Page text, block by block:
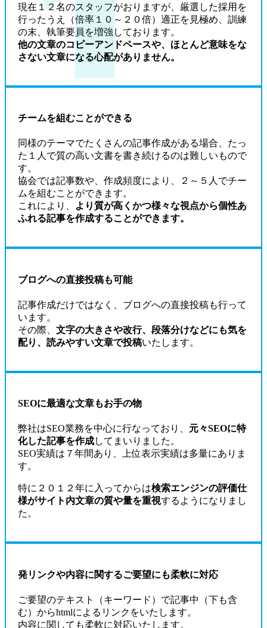
現在１２名のスタッフがおりますが、厳選した採用を
行ったうえ（倍率１０～２０倍）適正を見極め、訓練
の末、執筆要員を増強しております。
他の文章のコピーアンドペースや、ほとんど意味をな
さない文章になる心配がありません。
チームを組むことができる
同様のテーマでたくさんの記事作成がある場合、たっ
た１人で質の高い文書を書き続けるのは難しいもので
す。
協会では記事数や、作成頻度により、２～５人でチー
ムを組むことができます。
これにより、
より質が高くかつ様々な視点から個性あ
ふれる記事を作成することができます。
ブログへの直接投稿も可能
記事作成だけではなく、ブログへの直接投稿も行って
います。
その際、 文字の大きさや改行、段落分けなどにも気を
配り、読みやすい文章で投稿いたします。
SEOに最適な文章もお手の物
弊社はSEO業務を中心に行なっており、 元々SEOに特
化した記事を作成してまいりました。
SEO実績は７年間あり、上位表示実績は多量にありま
す。
特に２０１２年に入ってからは検索エンジンの評価仕
様がサイト内文章の質や量を重視するようになりまし
た。
発リンクや内容に関するご要望にも柔軟に対応
ご要望のテキスト（キーワード）で記事中（下も含
む）からhtmlによるリンクをいたします。
内容に関しても柔軟に対応いたします。